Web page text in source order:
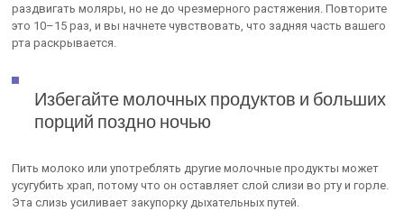
раздвигать моляры, но не до чрезмерного растяжения. Повторите
это 10–15 раз, и вы начнете чувствовать, что задняя часть вашего
рта раскрывается.
Избегайте молочных продуктов и больших
порций поздно ночью
Пить молоко или употреблять другие молочные продукты может
усугубить храп, потому что он оставляет слой слизи во рту и горле.
Эта слизь усиливает закупорку дыхательных путей.